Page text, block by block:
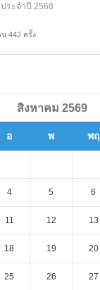
ระจำปี 2568
น 442 ครั้ง
สิงหาคม 2569
อ พ พฤ
4 5 6
11 12 13
18 19 20
25 26 27